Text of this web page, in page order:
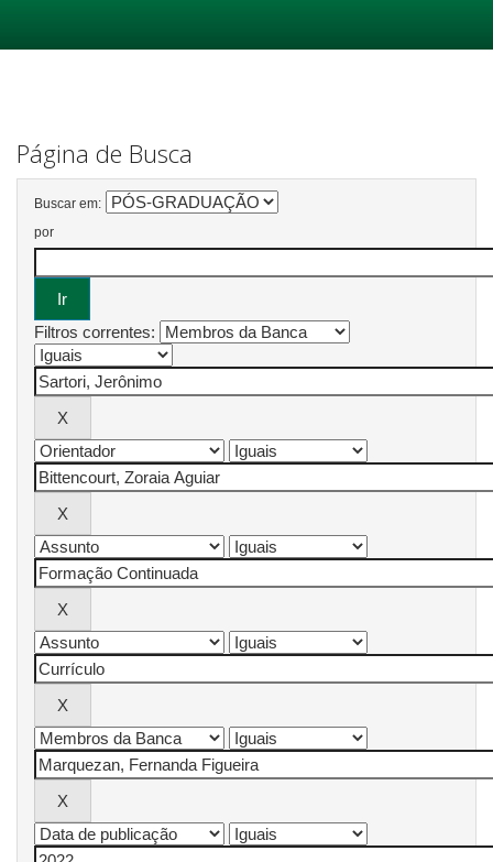
Página de Busca
Buscar em:
por
Filtros correntes: